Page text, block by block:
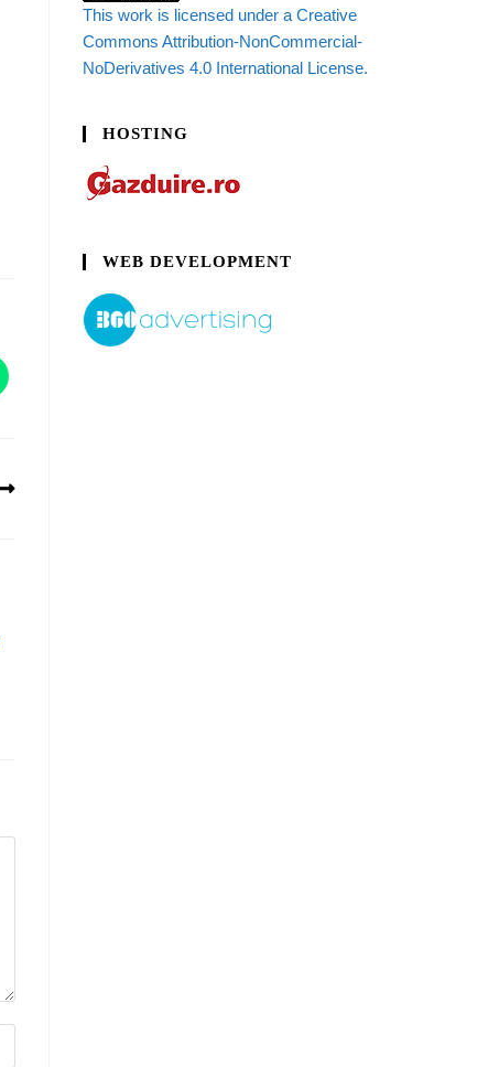
This work is licensed under a Creative
Commons Attribution-NonCommercial-
NoDerivatives 4.0 International License.
HOSTING
WEB DEVELOPMENT